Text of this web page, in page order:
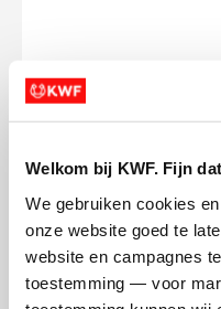
Welkom bij KWF. Fijn
We gebruiken cookies
onze website goed te
website en campagnes
toestemming — voor
Ik wil bijdragen